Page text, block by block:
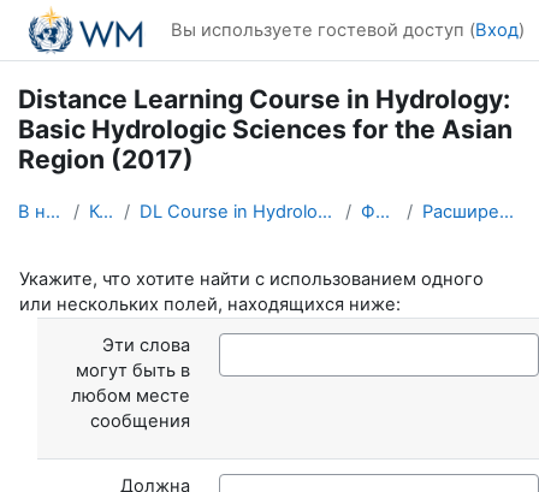
Перейти к основному содержанию
Вы используете гостевой доступ (Вход)
Distance Learning Course in Hydrology:
Basic Hydrologic Sciences for the Asian
Region (2017)
В начало Курсы DL Course in Hydrology - Asia RA-II-2017 Форумы Расширенный поиск
Укажите, что хотите найти с использованием одного
или нескольких полей, находящихся ниже:
Эти слова
могут быть в
любом месте
сообщения
Должна